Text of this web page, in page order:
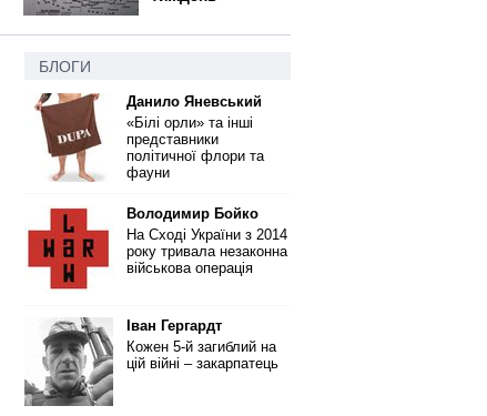
БЛОГИ
Данило Яневський
«Білі орли» та інші
представники
політичної флори та
фауни
Володимир Бойко
На Сході України з 2014
року тривала незаконна
військова операція
Іван Гергардт
Кожен 5-й загиблий на
цій війні – закарпатець